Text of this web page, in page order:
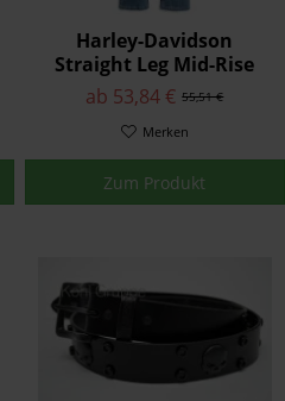
Harley-Davidson
Straight Leg Mid-Rise
Damen Jeans Blau
99244-19VW
55,51 €
ab 53,84 €
Merken
Zum Produkt